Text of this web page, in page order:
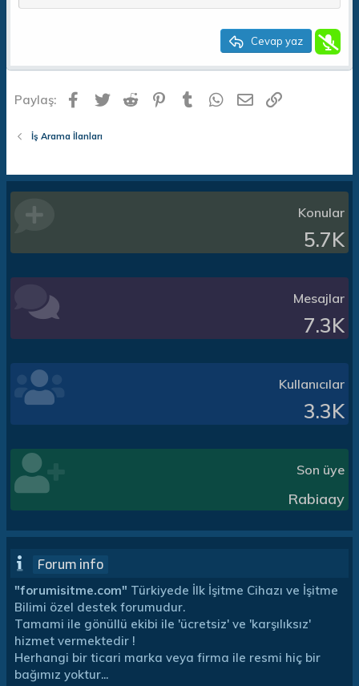
22
Times New Roman
Cevap yaz
Paylaş: FacebookTwitterRedditPinterestTumblrWhatsApp
E-posta
İş Arama İlanları
Konular
5.7K
Mesajlar
7.3K
Kullanıcılar
3.3K
Son üye
Rabiaay
Forum info
"forumisitme.com" Türkiyede İlk İşitme Cihazı ve İşitme
Bilimi özel destek forumudur.
Tamami ile gönüllü ekibi ile 'ücretsiz' ve 'karşılıksız'
hizmet vermektedir !
Herhangi bir ticari marka veya firma ile resmi hiç bir
bağımız yoktur...